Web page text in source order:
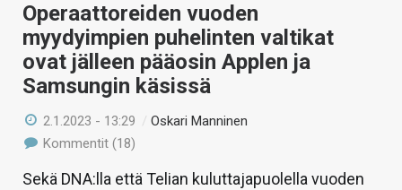
Operaattoreiden vuoden
myydyimpien puhelinten valtikat
ovat jälleen pääosin Applen ja
Samsungin käsissä
2.1.2023 - 13:29 /Oskari Manninen
Kommentit (18)
Sekä DNA:lla että Telian kuluttajapuolella vuoden